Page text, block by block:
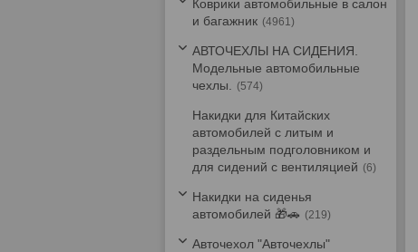
Коврики автомобильные в салон
и багажник
4961
АВТОЧЕХЛЫ НА СИДЕНИЯ.
Модельные автомобильные
чехлы.
574
Накидки для Китайских
автомобилей с литым и
раздельным подголовником и
для сидений с вентиляцией
6
Накидки на сиденья
автомобилей 🎁🚗
219
Авточехол "Авточехлы"